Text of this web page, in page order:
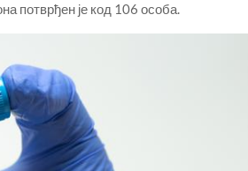
потврђен је код 106 особа.